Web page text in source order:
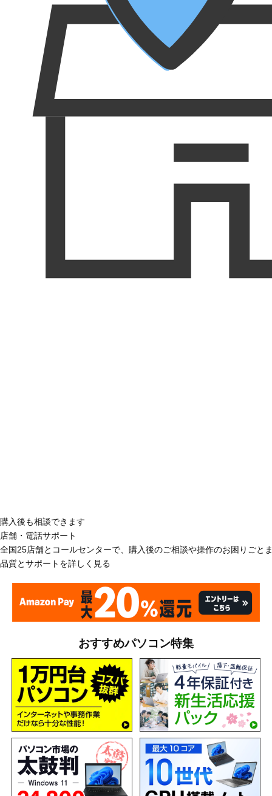
購入後も相談できます
店舗・電話サポート
全国25店舗とコールセンターで、購入後のご相談や操作のお困りごと
品質とサポートを詳しく見る
おすすめパソコン特集